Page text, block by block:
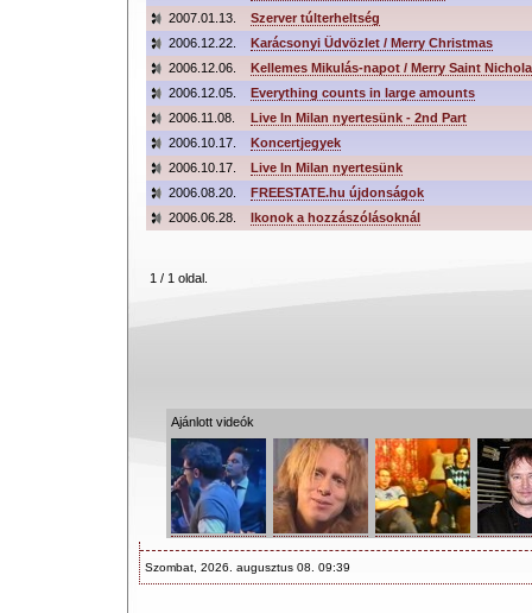
2007.01.13.
Szerver túlterheltség
2006.12.22.
Karácsonyi Üdvözlet / Merry Christmas
2006.12.06.
Kellemes Mikulás-napot / Merry Saint
2006.12.05.
Everything counts in large amounts
2006.11.08.
Live In Milan nyertesünk - 2nd Part
2006.10.17.
Koncertjegyek
2006.10.17.
Live In Milan nyertesünk
2006.08.20.
FREESTATE.hu újdonságok
2006.06.28.
Ikonok a hozzászólásoknál
1 / 1 oldal.
Ajánlott videók
Szombat, 2026. augusztus 08. 09:39